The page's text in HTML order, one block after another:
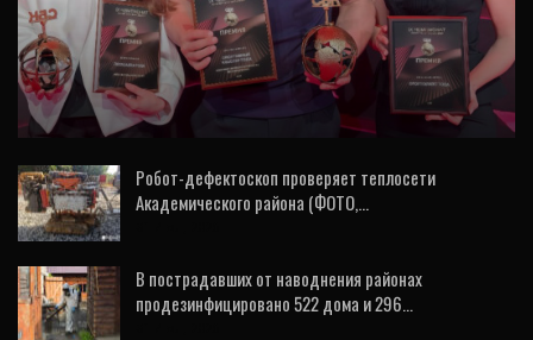
Премию Минспорта РФ вручили кварталу
«Архангел Михаил», RCC Gym и «УГМК-
Робот-дефектоскоп проверяет теплосети
Академического района (ФОТО,…
В пострадавших от наводнения районах
продезинфицировано 522 дома и 296…